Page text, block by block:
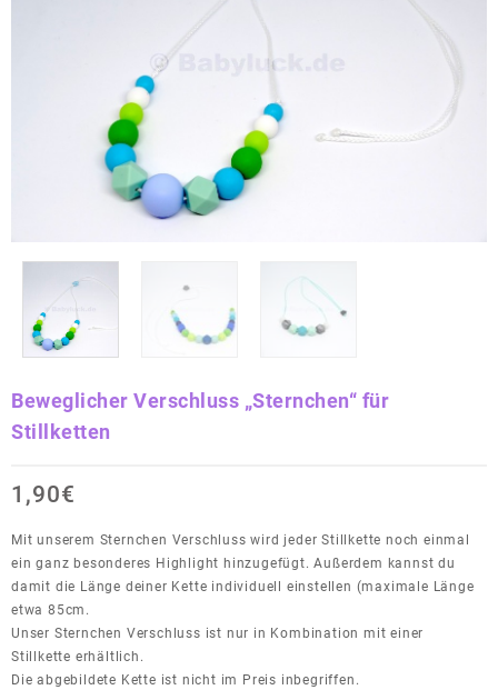
Beweglicher Verschluss „Sternchen“ für
Stillketten
1,90€
Mit unserem Sternchen Verschluss wird jeder Stillkette noch einmal
ein ganz besonderes Highlight hinzugefügt. Außerdem kannst du
damit die Länge deiner Kette individuell einstellen (maximale Länge
etwa 85cm.
Unser Sternchen Verschluss ist nur in Kombination mit einer
Stillkette erhältlich.
Die abgebildete Kette ist nicht im Preis inbegriffen.